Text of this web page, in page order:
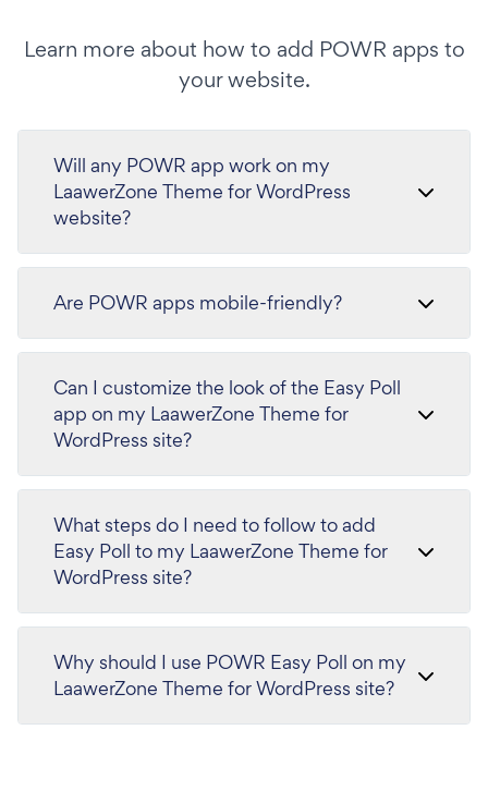
Learn more about how to add POWR apps to
your website.
Will any POWR app work on my
LaawerZone Theme for WordPress
website?
Are POWR apps mobile-friendly?
Can I customize the look of the Easy Poll
app on my LaawerZone Theme for
WordPress site?
What steps do I need to follow to add
Easy Poll to my LaawerZone Theme for
WordPress site?
Why should I use POWR Easy Poll on my
LaawerZone Theme for WordPress site?